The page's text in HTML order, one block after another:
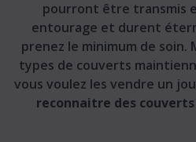
pourront être transmis
entourage et durent
prenez le minimum de soin.
types de couverts
vous voulez les vendre un
reconnaitre des